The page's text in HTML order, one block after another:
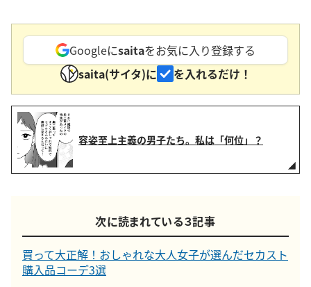
Googleにsaitaをお気に入り登録する
saita(サイタ)に
を入れるだけ！
容姿至上主義の男子たち。私は「何位」？
次に読まれている３記事
買って大正解！おしゃれな大人女子が選んだセカスト
購入品コーデ3選